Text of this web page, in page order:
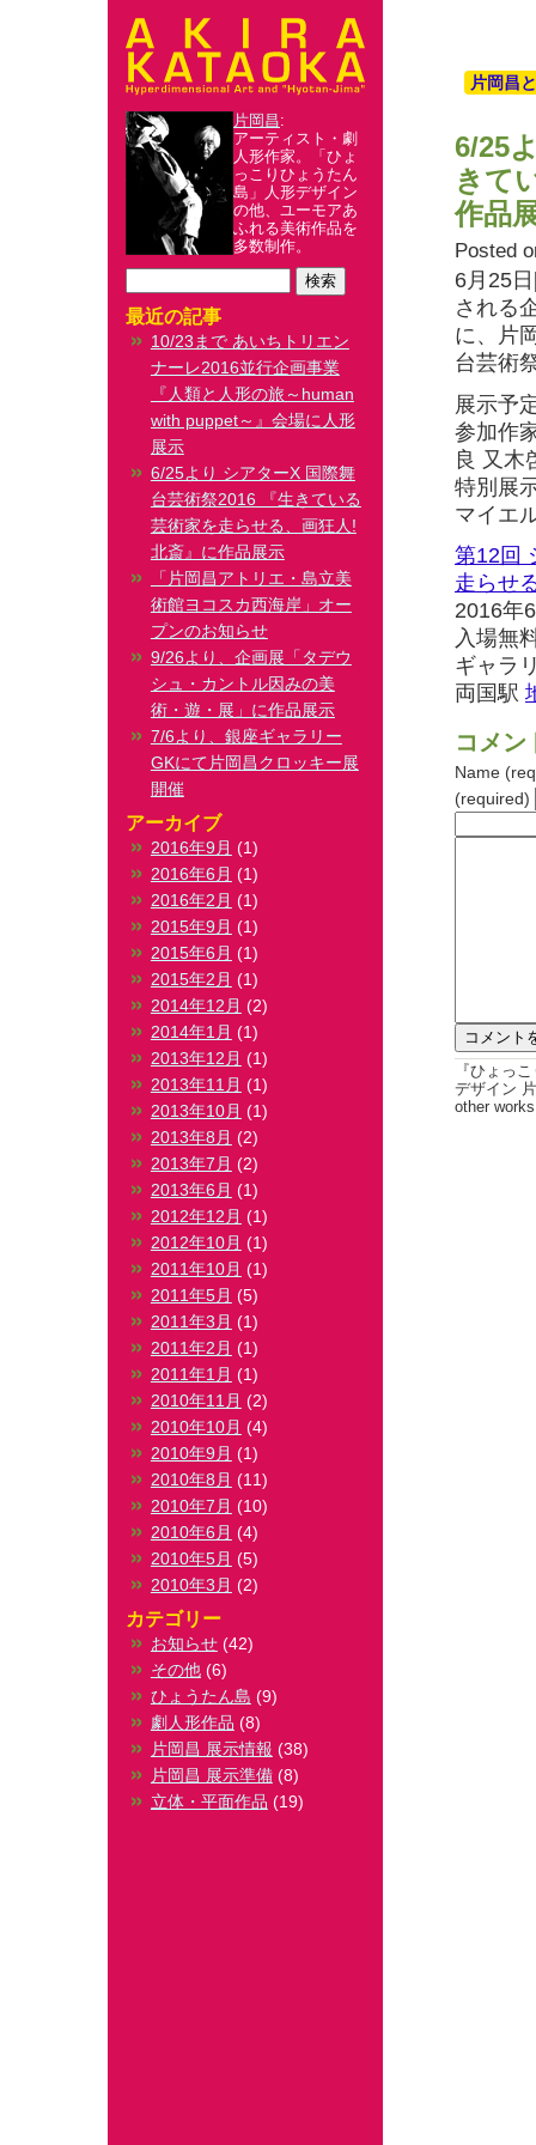
片岡昌
6/25
きて
作品
Posted
6月25
される
に、片
台芸術
展示予
参加作
良 又木
特別展
マイエ
第12回
走らせ
2016年
入場無
ギャラ
両国駅
コメン
Name
(required)
『ひょっ
デザイン
other
片岡昌:
アーティスト・劇
人形作家。「ひょ
っこりひょうたん
島」人形デザイン
の他、ユーモアあ
ふれる美術作品を
多数制作。
最近の記事
10/23まで あいちトリエン
ナーレ2016並行企画事業
『人類と人形の旅～human
with puppet～』会場に人形
展示
6/25より シアターΧ 国際舞
台芸術祭2016 『生きている
芸術家を走らせる、画狂人!
北斎』に作品展示
「片岡昌アトリエ・島立美
術館ヨコスカ西海岸」オー
プンのお知らせ
9/26より、企画展「タデウ
シュ・カントル因みの美
術・遊・展」に作品展示
7/6より、銀座ギャラリー
GKにて片岡昌クロッキー展
開催
アーカイブ
2016年9月 (1)
2016年6月 (1)
2016年2月 (1)
2015年9月 (1)
2015年6月 (1)
2015年2月 (1)
2014年12月 (2)
2014年1月 (1)
2013年12月 (1)
2013年11月 (1)
2013年10月 (1)
2013年8月 (2)
2013年7月 (2)
2013年6月 (1)
2012年12月 (1)
2012年10月 (1)
2011年10月 (1)
2011年5月 (5)
2011年3月 (1)
2011年2月 (1)
2011年1月 (1)
2010年11月 (2)
2010年10月 (4)
2010年9月 (1)
2010年8月 (11)
2010年7月 (10)
2010年6月 (4)
2010年5月 (5)
2010年3月 (2)
カテゴリー
お知らせ(42)
その他(6)
ひょうたん島 (9)
劇人形作品 (8)
片岡昌 展示情報 (38)
片岡昌 展示準備(8)
立体・平面作品 (19)